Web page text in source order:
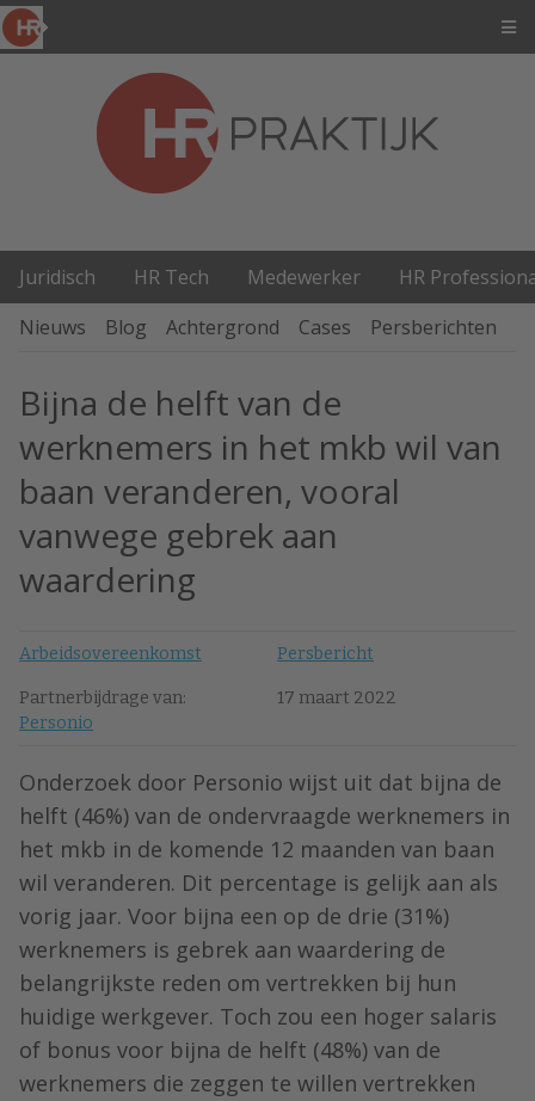
Juridisch HR Tech Medewerker
HR
Nieuws
Blog Achtergrond Cases Persberichten
Bijna de helft van de
werknemers in het mkb wil van
baan veranderen, vooral
vanwege gebrek aan
waardering
Arbeidsovereenkomst Persbericht
Partnerbijdrage van:
Personio
17 maart 2022
Onderzoek door Personio wijst uit dat bijna de
helft (46%) van de ondervraagde werknemers in
het mkb in de komende 12 maanden van baan
wil veranderen. Dit percentage is gelijk aan als
vorig jaar. Voor bijna een op de drie (31%)
werknemers is gebrek aan waardering de
belangrijkste reden om vertrekken bij hun
huidige werkgever. Toch zou een hoger salaris
of bonus voor bijna de helft (48%) van de
werknemers die zeggen te willen vertrekken